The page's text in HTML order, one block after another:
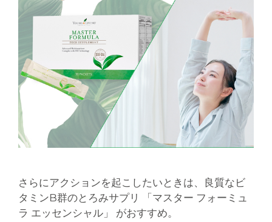
さらにアクションを起こしたいときは、良質なビ
タミンB群のとろみサプリ 「マスター フォーミュ
ラ エッセンシャル」 がおすすめ。